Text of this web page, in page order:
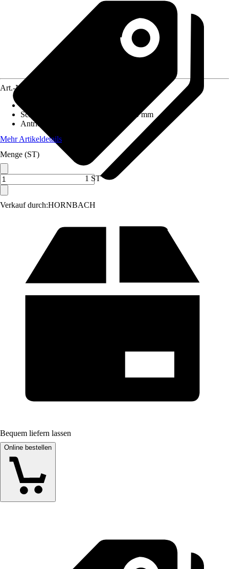
Verkauf durch:HORNBACH
Art.-Nr.
Schnitthöhe min - max
20 mm - 100 mm
Antriebsfunktion
Mehr Artikeldetails
Menge (ST)
1 ST
Bequem liefern lassen
Online bestellen